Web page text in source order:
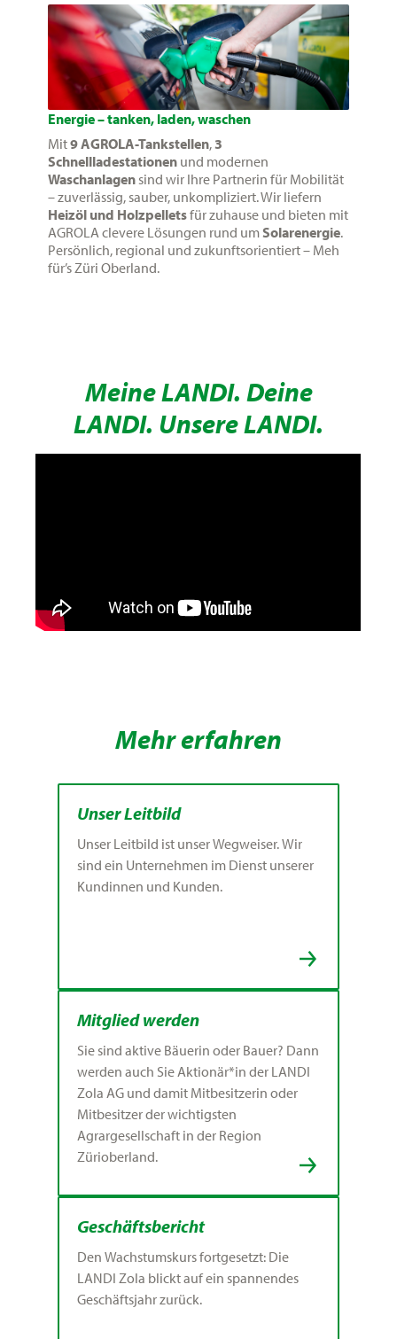
Energie – tanken, laden, waschen
Mit9 AGROLA-Tankstellen,3
Schnellladestationen und modernen
Waschanlagensind wir Ihre Partnerin für Mobilität
– zuverlässig, sauber, unkompliziert. Wir liefern
Heizöl und Holzpelletsfür zuhause und bieten mit
AGROLA clevere Lösungen rund um Solarenergie.
Persönlich, regional und zukunftsorientiert – Meh
für’s Züri Oberland.
Meine LANDI. Deine
LANDI. Unsere LANDI.
Mehr erfahren
Unser Leitbild
Unser Leitbild ist unser Wegweiser. Wir
sind ein Unternehmen im Dienst unserer
Kundinnen und Kunden.
Mitglied werden
Sie sind aktive Bäuerin oder Bauer? Dann
werden auch Sie Aktionär*in der LANDI
Zola AG und damit Mitbesitzerin oder
Mitbesitzer der wichtigsten
Agrargesellschaft in der Region
Zürioberland.
Geschäftsbericht
Den Wachstumskurs fortgesetzt: Die
LANDI Zola blickt auf ein spannendes
Geschäftsjahr zurück.